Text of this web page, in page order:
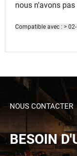
nous n'avons
Compatible avec : > 02-
NOUS CONTACTER
BESOIN